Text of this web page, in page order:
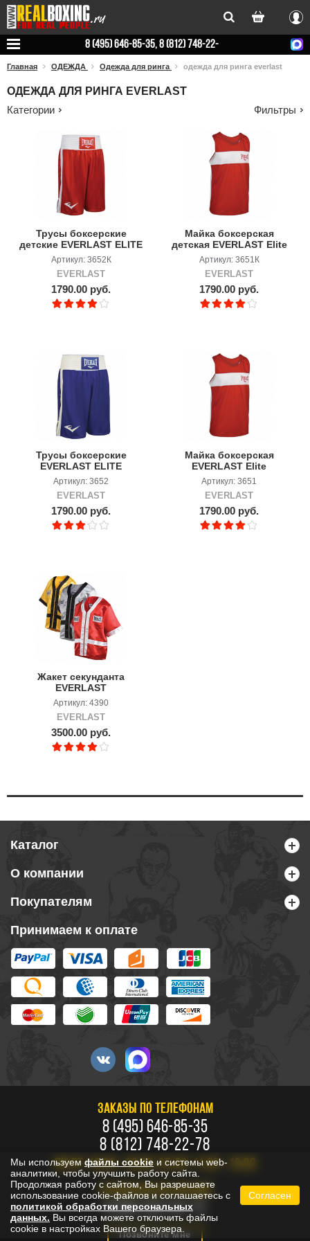
Вход
8 (495) 646-85-35, 8 (812) 748-22-
Главная ОДЕЖДА Одежда для ринга одежда для ринга everlast
ОДЕЖДА ДЛЯ РИНГА EVERLAST
Категории
Фильтры
Трусы боксерские
детские EVERLAST ELITE
Артикул: 3652К
EVERLAST
1790.00 руб.
Майка боксерская
детская EVERLAST Elite
Артикул: 3651К
EVERLAST
1790.00 руб.
Трусы боксерские
EVERLAST ELITE
Артикул: 3652
EVERLAST
1790.00 руб.
Майка боксерская
EVERLAST Elite
Артикул: 3651
EVERLAST
1790.00 руб.
Жакет секунданта
EVERLAST
Артикул: 4390
EVERLAST
3500.00 руб.
Каталог
О компании
Покупателям
Принимаем к оплате
ЗАКАЗЫ ПО ТЕЛЕФОНАМ
8 (495) 646-85-35
8 (812) 748-22-78
ПН-ПТ: 10:00 - 20:00, СБ-ВС: 11:00 - 18:00
БЕСПЛАТНО ПО РОССИИ
8 800 333-53-73
Позвоните мне
Мы используем файлы cookie и системы web-
аналитики, чтобы улучшить работу сайта.
Продолжая работу с сайтом, Вы разрешаете
использование cookie-файлов и соглашаетесь с
политикой обработки персональных
данных. Вы всегда можете отключить файлы
cookie в настройках Вашего браузера.
Согласен